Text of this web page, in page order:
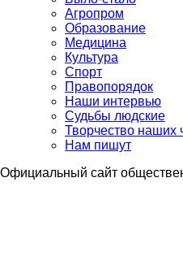
Агропром
Образование
Медицина
Культура
Спорт
Правопорядок
Наши интервью
Судьбы людские
Творчество наших
Нам пишут
Официальный сайт